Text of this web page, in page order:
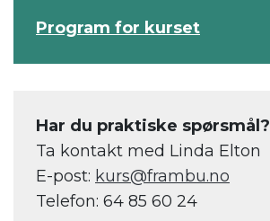
Program for kurset
Har du praktiske spørsmål?
Ta kontakt med Linda Elton
E-post: kurs@frambu.no
Telefon: 64 85 60 24